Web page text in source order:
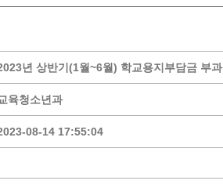
법무행정
위반업소공개
위원회 자료
제
상담창구
비스
발급 받을 수
교복지원금
운영 현황
창출 지원사업
년 상반기(1월~6월) 학교용지부담금 부
육청소년과
08-14 17:55:04